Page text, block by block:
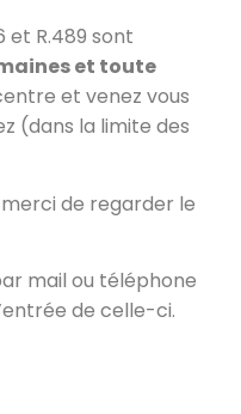
et R.489 sont
et toute
et venez vous
(dans la limite des
de regarder le
mail ou téléphone
de celle-ci.